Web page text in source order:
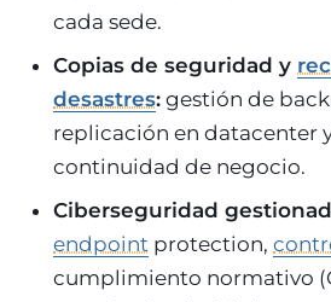
cada sede.
Copias de seguridad y
desastres: gestión de
replicación en datacenter
continuidad de negocio.
Ciberseguridad
endpoint protection,
cumplimiento normativo